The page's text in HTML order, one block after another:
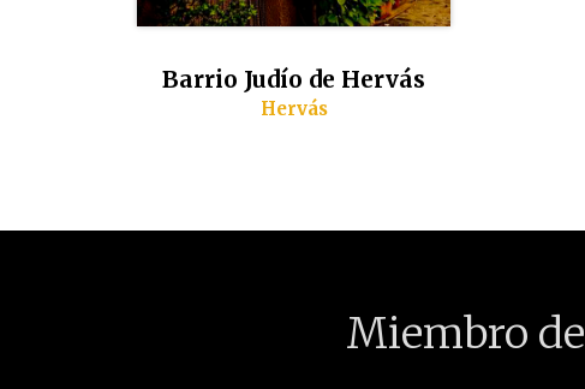
Barrio Judío de Hervás
Hervás
Miembro de